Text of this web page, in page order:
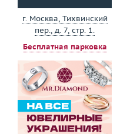
г. Москва, Тихвинский
пер., д. 7, стр. 1.
Бесплатная парковка